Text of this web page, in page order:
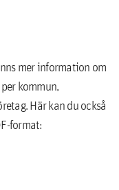
mer information om
kommun,
Här kan du också
format: